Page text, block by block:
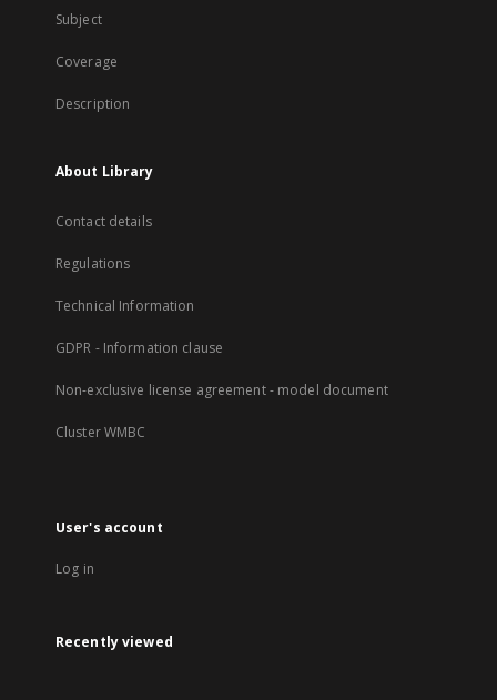
Subject
Coverage
Description
About Library
Contact details
Regulations
Technical Information
GDPR - Information clause
Non-exclusive license agreement - model document
Cluster WMBC
User's account
Log in
Recently viewed